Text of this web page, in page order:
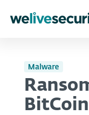
Malware